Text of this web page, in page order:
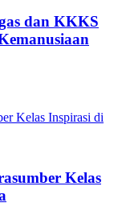
dan KKKS
Kelas